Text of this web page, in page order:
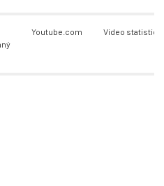
Youtube.com Video statistics